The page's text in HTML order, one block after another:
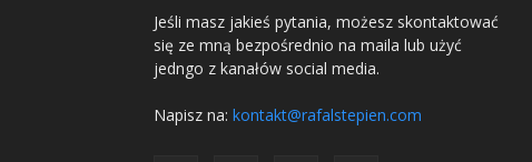
Jeśli masz jakieś pytania, możesz skontaktować
się ze mną bezpośrednio na maila lub użyć
jedngo z kanałów social media.
Napisz na: kontakt@rafalstepien.com